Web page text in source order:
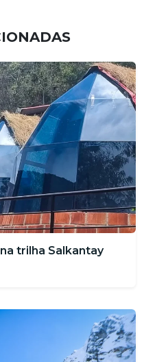
trilha Salkantay